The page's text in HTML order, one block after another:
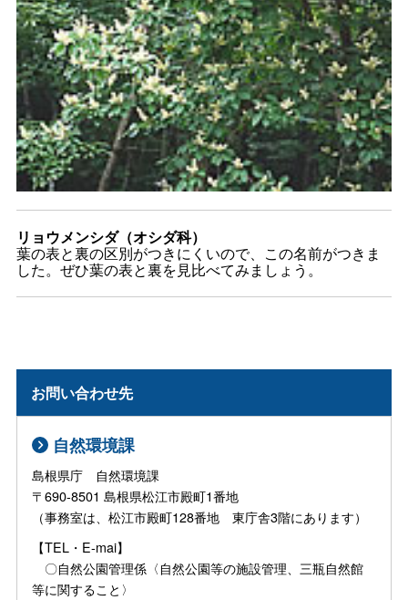
リョウメンシダ（オシダ科）
葉の表と裏の区別がつきにくいので、この名前がつきま
した。ぜひ葉の表と裏を見比べてみましょう。
お問い合わせ先
自然環境課
島根県庁 自然環境課
〒690-8501 島根県松江市殿町1番地
（事務室は、松江市殿町128番地 東庁舎3階にあります）
【TEL・E-mai】
〇自然公園管理係〈自然公園等の施設管理、三瓶自然館
等に関すること〉